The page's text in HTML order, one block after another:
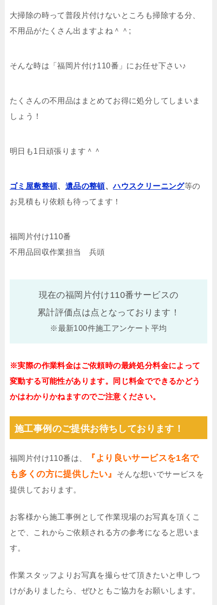
大掃除の時って普段片付けないところも掃除する分、
不用品がたくさん出ますよね＾＾;
そんな時は「福岡片付け110番」にお任せ下さい♪
たくさんの不用品はまとめてお得に処分してしまいま
しょう！
明日も1日頑張ります＾＾
ゴミ屋敷整頓、 遺品の整頓、ハウスクリーニング等の
お見積もり依頼も待ってます！
福岡片付け110番
不用品回収作業担当 兵頭
現在の福岡片付け110番サービスの
累計評価点は点となっております！
※最新100件施工アンケート平均
※実際の作業料金はご依頼時の最終処分料金によって
変動する可能性があります。同じ料金でできるかどう
かはわかりかねますのでご注意ください。
施工事例のご提供お待ちしております！
福岡片付け110番は、
『より良いサービスを1名で
も多くの方に提供したい』
そんな想いでサービスを
提供しております。
お客様から施工事例として作業現場のお写真を頂くこ
とで、これからご依頼される方の参考になると思いま
す。
作業スタッフよりお写真を撮らせて頂きたいと申しつ
けがありましたら、ぜひともご協力をお願いします。